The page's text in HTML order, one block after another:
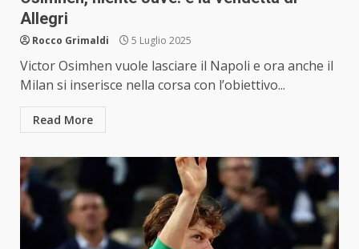
Allegri
Rocco Grimaldi 5 Luglio 2025
Victor Osimhen vuole lasciare il Napoli e ora anche il
Milan si inserisce nella corsa con l’obiettivo...
Read More